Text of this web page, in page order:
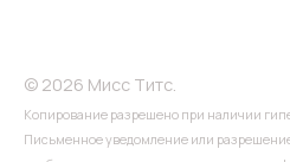
© 2026 Мисс Титс.
Копирование разрешено при наличии
Письменное уведомление или